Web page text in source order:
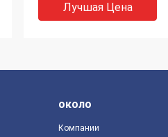
Лучшая Цена
около
Компании